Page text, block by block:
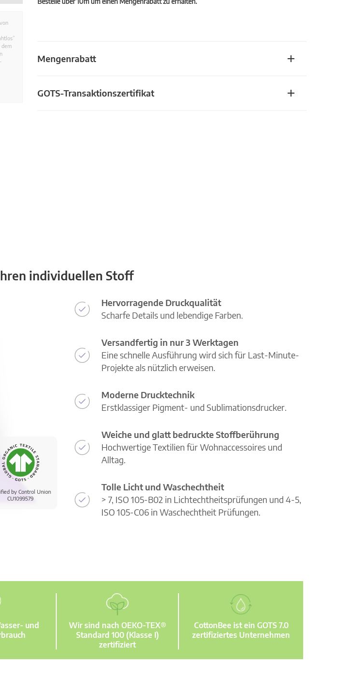
Mengenrabatt
GOTS-Transaktionszertifikat
dem
individuellen Stoff
by Control Union
CU1099579
Hervorragende Druckqualität
Scharfe Details und lebendige Farben.
Versandfertig in nur 3 Werktagen
Eine schnelle Ausführung wird sich für Last-Minute-
Projekte als nützlich erweisen.
Moderne Drucktechnik
Erstklassiger Pigment- und Sublimationsdrucker.
Weiche und glatt bedruckte Stoffberührung
Hochwertige Textilien für Wohnaccessoires und
Alltag.
Tolle Licht und Waschechtheit
> 7, ISO 105-B02 in Lichtechtheitsprüfungen und 4-5,
ISO 105-C06 in Waschechtheit Prüfungen.
und
Wir sind nach OEKO-TEX®
Standard 100 (Klasse I)
zertifiziert
CottonBee ist ein GOTS 7.0
zertifiziertes Unternehmen